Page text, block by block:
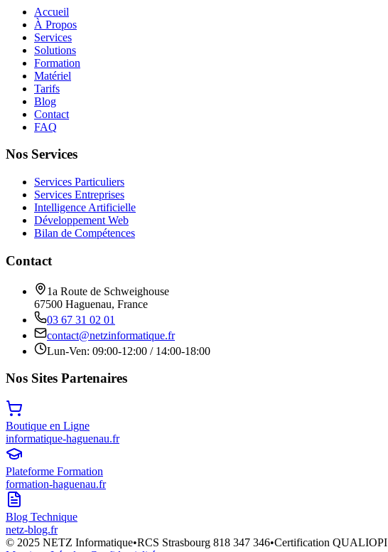
Accueil
À Propos
Services
Solutions
Formation
Matériel
Tarifs
Blog
Contact
FAQ
Nos Services
Services Particuliers
Services Entreprises
Intelligence Artificielle
Développement Web
Bilan de Compétences
Contact
1a Route de Schweighouse
67500 Haguenau, France
03 67 31 02 01
contact@netzinformatique.fr
Lun-Ven: 09:00-12:00 / 14:00-18:00
Nos Sites Partenaires
Boutique en Ligne
informatique-haguenau.fr
Plateforme Formation
formation-haguenau.fr
Blog Technique
netz-blog.fr
© 2025 NETZ Informatique•RCS Strasbourg 818 347 346•Certification QUALIOPI